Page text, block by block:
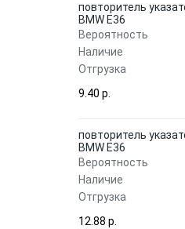
повторитель
BMW E36
Вероятность
Наличие
Отгрузка
9.40 p.
повторитель
BMW E36
Вероятность
Наличие
Отгрузка
12.88 p.